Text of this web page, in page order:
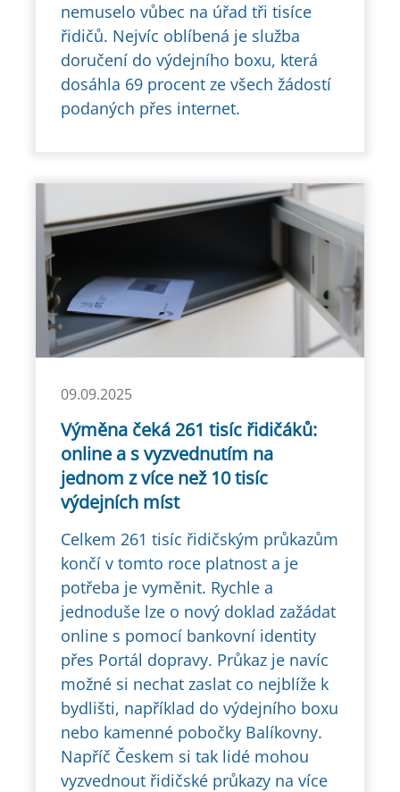
nemuselo vůbec na úřad tři tisíce
řidičů. Nejvíc oblíbená je služba
doručení do výdejního boxu, která
dosáhla 69 procent ze všech žádostí
podaných přes internet.
09.09.2025
Výměna čeká 261 tisíc řidičáků:
online a s vyzvednutím na
jednom z více než 10 tisíc
výdejních míst
Celkem 261 tisíc řidičským průkazům
končí v tomto roce platnost a je
potřeba je vyměnit. Rychle a
jednoduše lze o nový doklad zažádat
online s pomocí bankovní identity
přes Portál dopravy. Průkaz je navíc
možné si nechat zaslat co nejblíže k
bydlišti, například do výdejního boxu
nebo kamenné pobočky Balíkovny.
Napříč Českem si tak lidé mohou
vyzvednout řidičské průkazy na více